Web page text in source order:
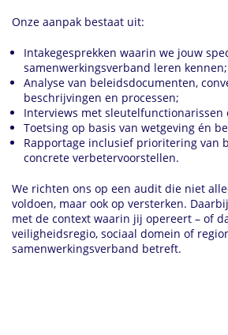
Onze aanpak bestaat uit:
Intakegesprekken waarin we jouw
samenwerkingsverband leren kennen;
Analyse van beleidsdocumenten,
beschrijvingen en processen;
Interviews met sleutelfunctionarissen
Toetsing op basis van wetgeving én
Rapportage inclusief prioritering van
concrete verbetervoorstellen.
We richten ons op een audit die niet
voldoen, maar ook op versterken.
met de context waarin jij opereert – of
veiligheidsregio, sociaal domein of
samenwerkingsverband betreft.